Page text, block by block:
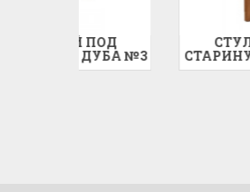
СТУЛ
СТАРИНУ ИЗ